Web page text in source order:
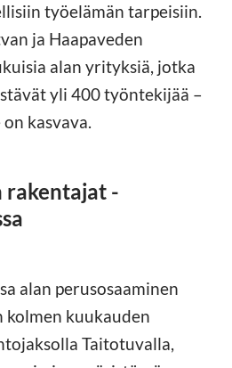
työelämän tarpeisiin.
ja Haapaveden
alan yrityksiä, jotka
yli 400 työntekijää –
kasvava.
rakentajat -
alan perusosaaminen
kolmen kuukauden
Taitotuvalla,